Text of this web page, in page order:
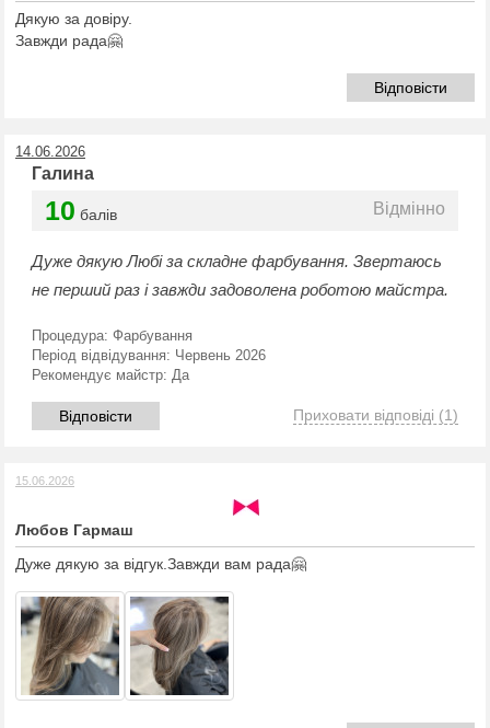
Дякую за довіру.
Завжди рада🤗
Відповісти
14.06.2026
Галина
10 балів Відмінно
Дуже дякую Любі за складне фарбування. Звертаюсь
не перший раз і завжди задоволена роботою майстра.
Процедура: Фарбування
Період відвідування: Червень 2026
Рекомендує майстр: Да
Відповісти Приховати відповіді (1)
15.06.2026
Любов Гармаш
Дуже дякую за відгук.Завжди вам рада🤗